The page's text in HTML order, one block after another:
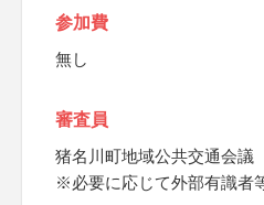
参加費
無し
審査員
猪名川町地域公共交通会議
※必要に応じて外部有識者